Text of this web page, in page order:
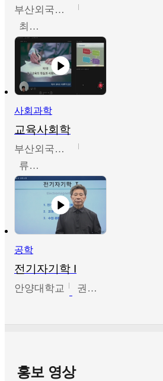
부산외국어대학교
최진오
사회과학
교육사회학
부산외국어대학교
류영철
공학
전기자기학 I
안양대학교 권원현
홍보 영상